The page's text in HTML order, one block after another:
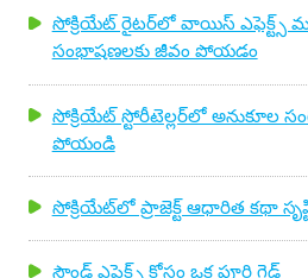
సోక్రియేట్ రైటర్‌లో వాయిస్
సంభాషణలకు జీవం పోయడం
సోక్రియేట్ స్టోరీటెల్లర్‌లో అనుకూల
పోయండి
సోక్రియేట్‌లో ప్రాజెక్ట్ ఆధారిత కథా
సౌండ్ ఎఫెక్ట్స్ కోసం ఒక పూర్తి గైడ్